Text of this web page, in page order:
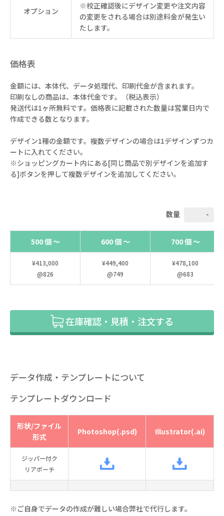
オプション
※校正確認後にデザイン変更や注文内容
の変更をされる場合は別途料金が発生い
たします。
価格表
金額には、本体代、データ処理代、印刷代金が含まれます。
印刷なしの商品は、本体代金です。（税込表示）
発送代は1ヶ所無料です。価格表に記載された数量は営業日内で
作成できる数となります。
デザイン1種の金額です。複数デザインの場合は1デザインずつカ
ートに入れてください。
※ショッピングカート内にある[同じ商品で別デザインを追加す
る]ボタンを押して複数デザインを追加してください。
数量
500 個 ～ 600 個 ～ 700 個 ～
¥413,000
@826
¥449,400
@749
¥478,100
@683
在庫確認・見積・注文する
データ作成・テンプレートについて
テンプレートダウンロード
形状/ファイル
形式
Photoshop(.psd) Illustrator(.ai)
ジッパー付ク
リアポーチ
※ご自身でデータの作成が難しい場合弊社で代行します。